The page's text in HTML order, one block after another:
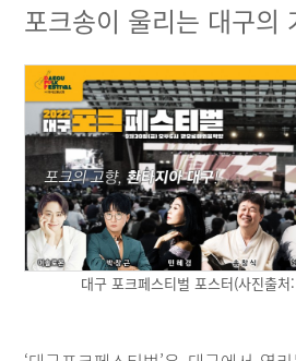
포크송이 울리는 대구의
대구 포크페스티벌 포스터(사진출